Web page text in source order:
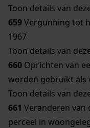
Toon details van
659Vergunning tot
1967
Toon details van
660 Oprichten van
worden gebruikt als
Toon details van
661 Veranderen van
perceel in